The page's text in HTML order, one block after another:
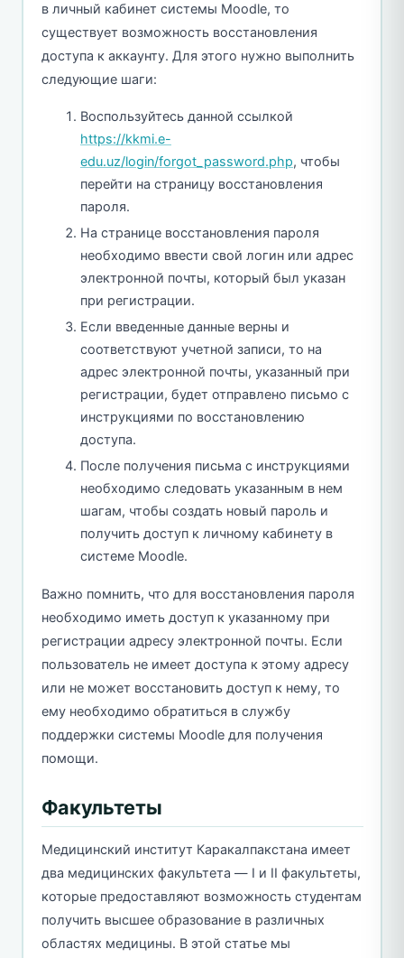
в личный кабинет системы Moodle, то
существует возможность восстановления
доступа к аккаунту. Для этого нужно выполнить
следующие шаги:
Воспользуйтесь данной ссылкой
https://kkmi.e-
edu.uz/login/forgot_password.php, чтобы
перейти на страницу восстановления
пароля.
На странице восстановления пароля
необходимо ввести свой логин или адрес
электронной почты, который был указан
при регистрации.
Если введенные данные верны и
соответствуют учетной записи, то на
адрес электронной почты, указанный при
регистрации, будет отправлено письмо с
инструкциями по восстановлению
доступа.
После получения письма с инструкциями
необходимо следовать указанным в нем
шагам, чтобы создать новый пароль и
получить доступ к личному кабинету в
системе Moodle.
Важно помнить, что для восстановления пароля
необходимо иметь доступ к указанному при
регистрации адресу электронной почты. Если
пользователь не имеет доступа к этому адресу
или не может восстановить доступ к нему, то
ему необходимо обратиться в службу
поддержки системы Moodle для получения
помощи.
Факультеты
Медицинский институт Каракалпакстана имеет
два медицинских факультета — I и II факультеты,
которые предоставляют возможность студентам
получить высшее образование в различных
областях медицины. В этой статье мы